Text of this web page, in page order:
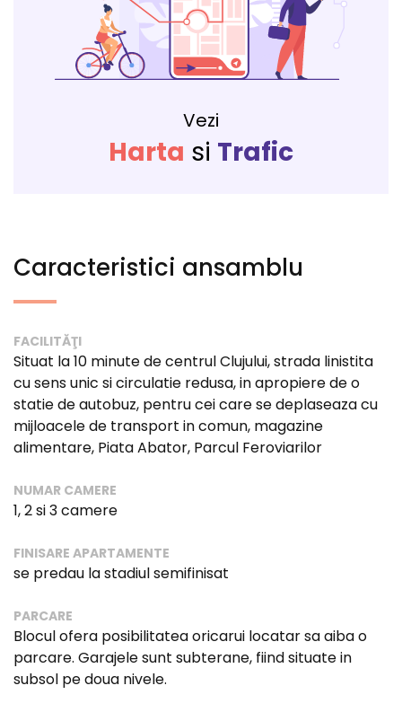
Vezi
Harta si Trafic
Caracteristici ansamblu
FACILITĂŢI
Situat la 10 minute de centrul Clujului, strada linistita
cu sens unic si circulatie redusa, in apropiere de o
statie de autobuz, pentru cei care se deplaseaza cu
mijloacele de transport in comun, magazine
alimentare, Piata Abator, Parcul Feroviarilor
NUMAR CAMERE
1, 2 si 3 camere
FINISARE APARTAMENTE
se predau la stadiul semifinisat
PARCARE
Blocul ofera posibilitatea oricarui locatar sa aiba o
parcare. Garajele sunt subterane, fiind situate in
subsol pe doua nivele.